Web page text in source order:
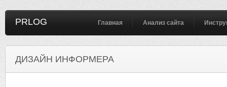
PRLOG Главная Анализ сайта
ДИЗАЙН ИНФОРМЕРА